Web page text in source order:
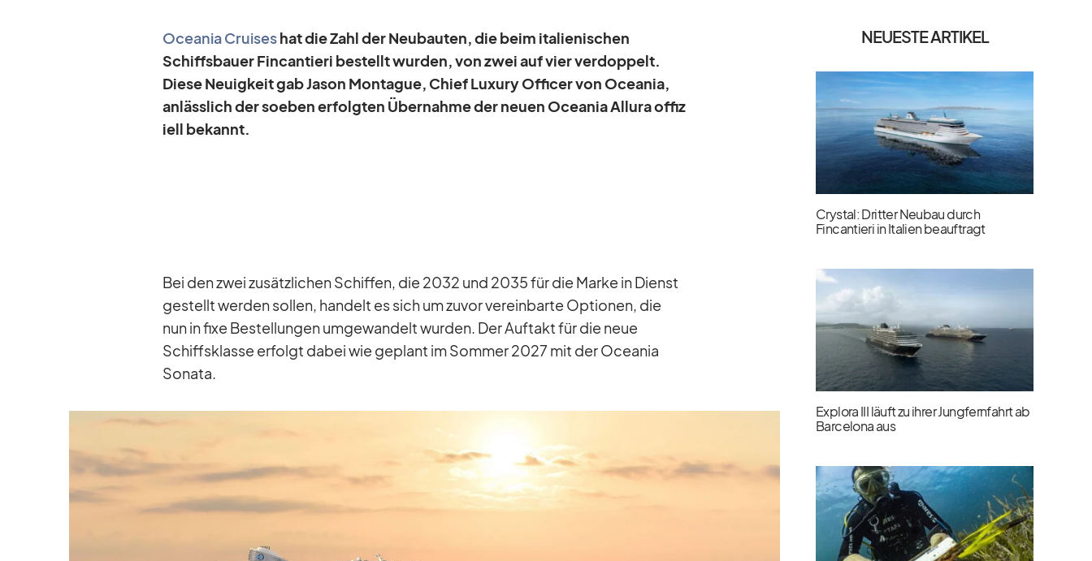
Ocea­nia Crui­seshat die Zahl derNeu­bau­ten, diebeim ita­lie­ni­schen
Schiffs­bauer Fin­can­tieri be­stellt wur­den, von zwei auf vier ver­dop­pelt.
Diese Neu­ig­keit gab Ja­son Mon­ta­gue, Chief Lu­xury Of­fi­cer von Ocea­nia,
an­läss­lich der so­eben er­folg­ten Über­nahme der neuen Ocea­nia Al­lura of­fi­z
i­ell be­kannt.
Bei den zwei zu­sätz­li­chen Schif­fen, die 2032 und 2035 für die Marke in Dienst
ge­stellt wer­den sol­len, han­delt es sich um zu­vor ver­ein­barte Op­tio­nen, die
nun in fixe Be­stel­lun­gen um­ge­wan­delt wur­den. Der Auf­takt für die neue
Schiffs­klasse er­folgt da­bei wie ge­plant im Som­mer 2027 mit der Ocea­nia
So­nata.
NEUESTE ARTIKEL
Crystal: Dritter Neubau durch
Fincantieri in Italien beauftragt
Explora III läuft zu ihrer Jungfernfahrt ab
Barcelona aus